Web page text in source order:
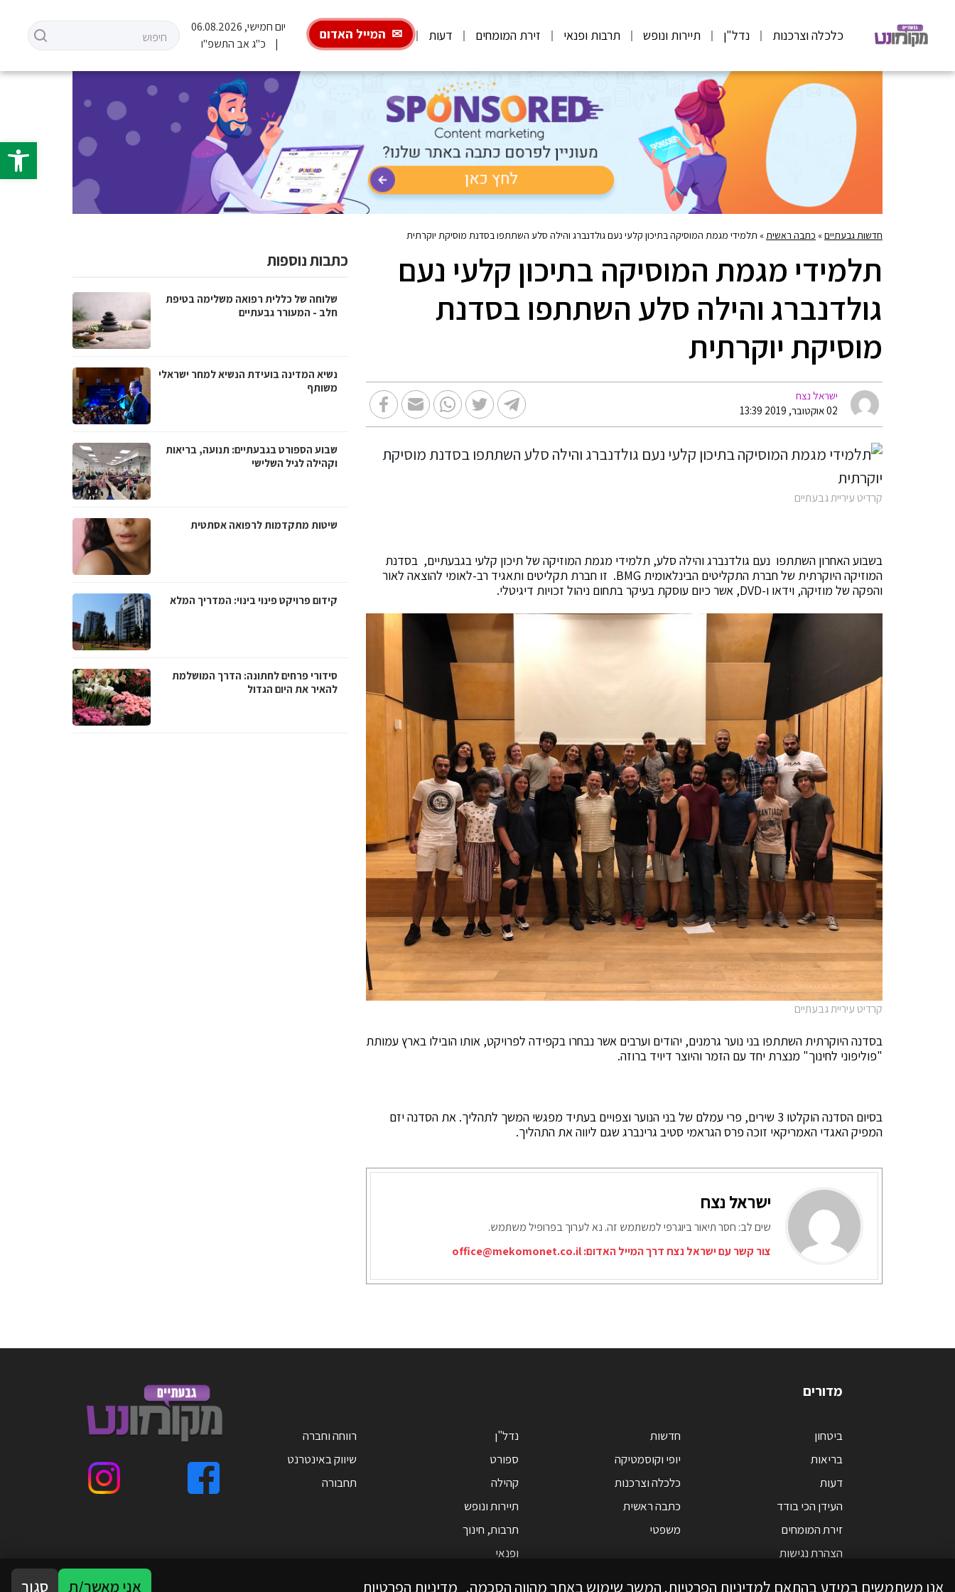
פתח
כלכלה וצרכנות נדל"ן תיירות ונופש תרבות ופנאי זירת המומחים דעות המייל האדום
יום חמישי, 06.08.2026
כ"ג אב התשפ"ו
חדשות גבעתיים» כתבה ראשית » תלמידי מגמת המוסיקה בתיכון קלעי נעם גולדנברג והילה סלע השתתפו בסדנת מוסיקת יוקרתית
תלמידי מגמת המוסיקה בתיכון קלעי נעם
גולדנברג והילה סלע השתתפו בסדנת
מוסיקת יוקרתית
ישראל נצח
02 אוקטובר, 2019 13:39
קרדיט עיריית גבעתיים
בשבוע האחרון השתתפו נעם גולדנברג והילה סלע, תלמידי מגמת המוזיקה של תיכון קלעי בגבעתיים, בסדנת
המוזיקה היוקרתית של חברת התקליטים הבינלאומית BMG. זו חברת תקליטים ותאגיד רב-לאומי להוצאה לאור
והפקה של מוזיקה, וידאו ו-DVD, אשר כיום עוסקת בעיקר בתחום ניהול זכויות דיגיטלי.
קרדיט עיריית גבעתיים
בסדנה היוקרתית השתתפו בני נוער גרמנים, יהודים וערבים אשר נבחרו בקפידה לפרויקט, אותו הובילו בארץ עמותת
"פוליפוני לחינוך" מנצרת יחד עם הזמר והיוצר דיויד ברוזה.
בסיום הסדנה הוקלטו 3 שירים, פרי עמלם של בני הנוער וצפויים בעתיד מפגשי המשך לתהליך. את הסדנה יזם
המפיק האגדי האמריקאי זוכה פרס הגראמי סטיב גרינברג שגם ליווה את התהליך.
ישראל נצח
שים לב: חסר תיאור ביוגרפי למשתמש זה. נא לערוך בפרופיל משתמש.
צור קשר עם ישראל נצח דרך המייל האדום:office@mekomonet.co.il
כתבות נוספות
שלוחה של כללית רפואה משלימה בטיפת
חלב - המעורר גבעתיים
נשיא המדינה בועידת הנשיא למחר ישראלי
משותף
שבוע הספורט בגבעתיים: תנועה, בריאות
וקהילה לגיל השלישי
שיטות מתקדמות לרפואה אסתטית
קידום פרויקט פינוי בינוי: המדריך המלא
סידורי פרחים לחתונה: הדרך המושלמת
להאיר את היום הגדול
מדורים
ביטחון
בריאות
דעות
העידן הכי בודד
זירת המומחים
הצהרת נגישות
חדשות
יופי וקוסמטיקה
כלכלה וצרכנות
כתבה ראשית
משפטי
נדל"ן
ספורט
קהילה
תיירות ונופש
תרבות, חינוך
ופנאי
רווחה וחברה
שיווק באינטרנט
תחבורה
אנו משתמשים במידע בהתאם למדיניות הפרטיות. המשך שימוש באתר מהווה הסכמה. מדיניות הפרטיות אני מאשר/ת סגור